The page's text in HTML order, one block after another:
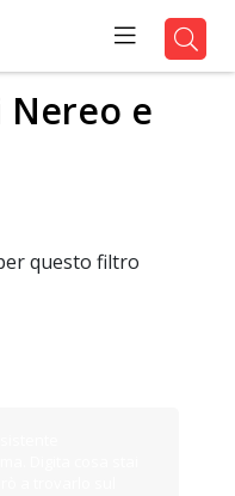
Nereo e
questo filtro